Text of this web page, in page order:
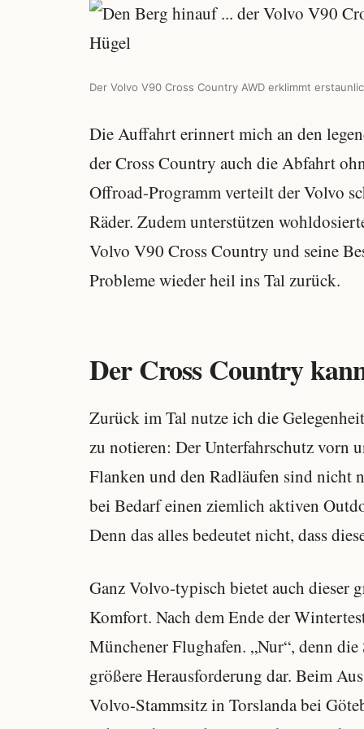
Der Volvo V90 Cross Country AWD erklimmt
Die Auffahrt erinnert mich an den
der Cross Country auch die Abfahrt
Offroad-Programm verteilt der Volvo
Räder. Zudem unterstützen
Volvo V90 Cross Country und seine
Probleme wieder heil ins Tal zurück.
Der Cross Country
Zurück im Tal nutze ich die
zu notieren: Der Unterfahrschutz vorn
Flanken und den Radläufen sind nicht
bei Bedarf einen ziemlich aktiven
Denn das alles bedeutet nicht, dass
Ganz Volvo-typisch bietet auch dieser
Komfort. Nach dem Ende der
Münchener Flughafen. „Nur“, denn
größere Herausforderung dar. Beim
Volvo-Stammsitz in Torslanda bei